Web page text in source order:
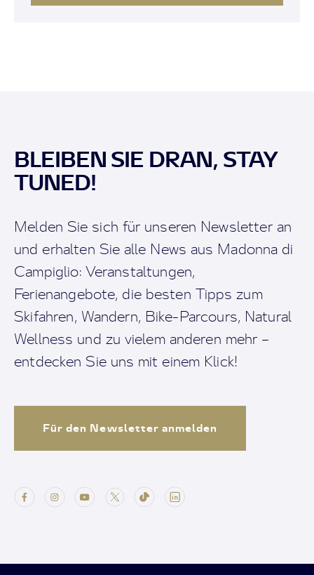
BLEIBEN SIE DRAN, STAY
TUNED!
Melden Sie sich für unseren Newsletter an
und erhalten Sie alle News aus Madonna di
Campiglio: Veranstaltungen,
Ferienangebote, die besten Tipps zum
Skifahren, Wandern, Bike-Parcours, Natural
Wellness und zu vielem anderen mehr –
entdecken Sie uns mit einem Klick!
Für den Newsletter anmelden